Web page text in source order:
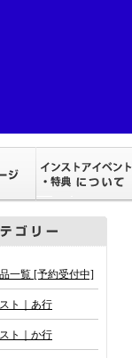
一覧 [予約受付中]
ト｜あ行
ト｜か行